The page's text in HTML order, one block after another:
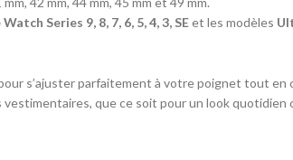
Series 9, 8, 7, 6, 5, 4, 3, SEet les modèles
s’ajuster parfaitement à votre poignet tout
vestimentaires, que ce soit pour un look